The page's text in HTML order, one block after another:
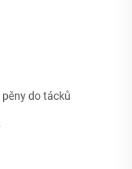
pěny do tácků